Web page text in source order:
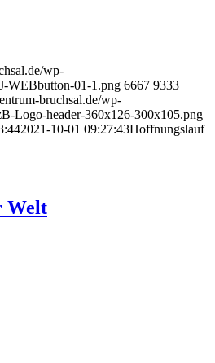
wp-
WEBbutton-01-1.png 6667 9333
bruchsal.de/wp-
Logo-header-360x126-300x105.png
2021-10-01 09:27:43Hoffnungslauf
Welt